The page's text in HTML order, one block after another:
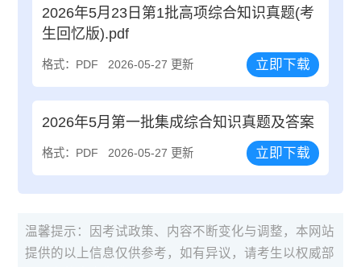
2026年5月23日第1批高项综合知识真题(考
生回忆版).pdf
格式：PDF 2026-05-27 更新 立即下载
2026年5月第一批集成综合知识真题及答案
格式：PDF 2026-05-27 更新 立即下载
温馨提示：因考试政策、内容不断变化与调整，本网站
提供的以上信息仅供参考，如有异议，请考生以权威部